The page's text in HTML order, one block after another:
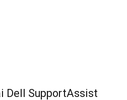
Dell SupportAssist